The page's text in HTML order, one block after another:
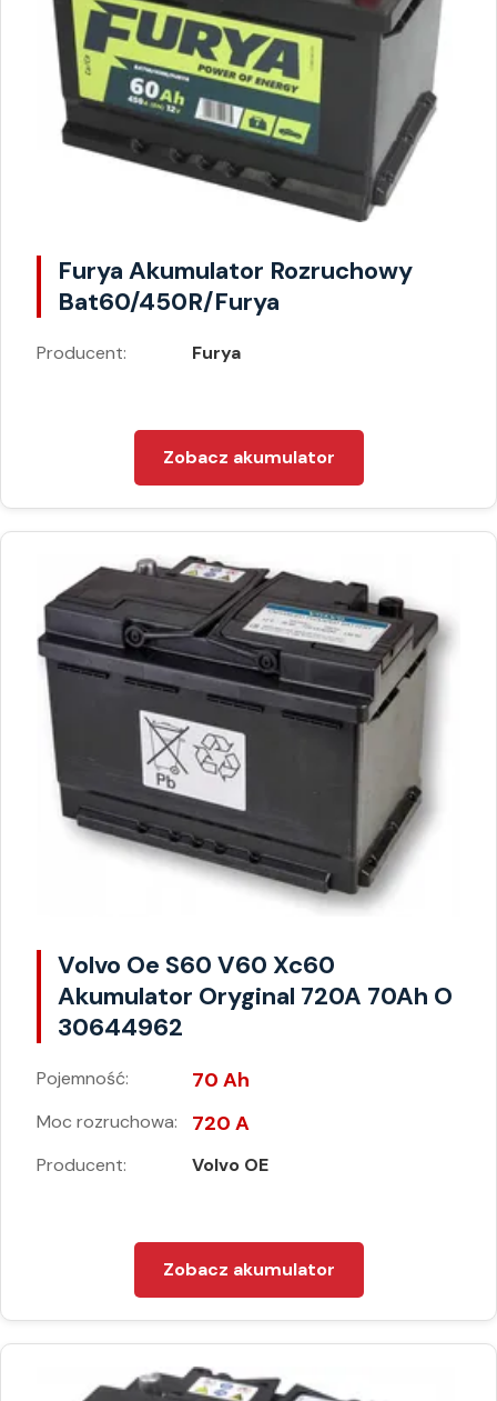
Furya Akumulator Rozruchowy
Bat60/450R/Furya
Producent: Furya
Zobacz akumulator
Volvo Oe S60 V60 Xc60
Akumulator Oryginal 720A 70Ah O
30644962
Pojemność: 70 Ah
Moc rozruchowa: 720 A
Producent: Volvo OE
Zobacz akumulator